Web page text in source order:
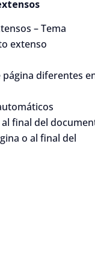
– Tema
extenso
diferentes
final del
o al final del